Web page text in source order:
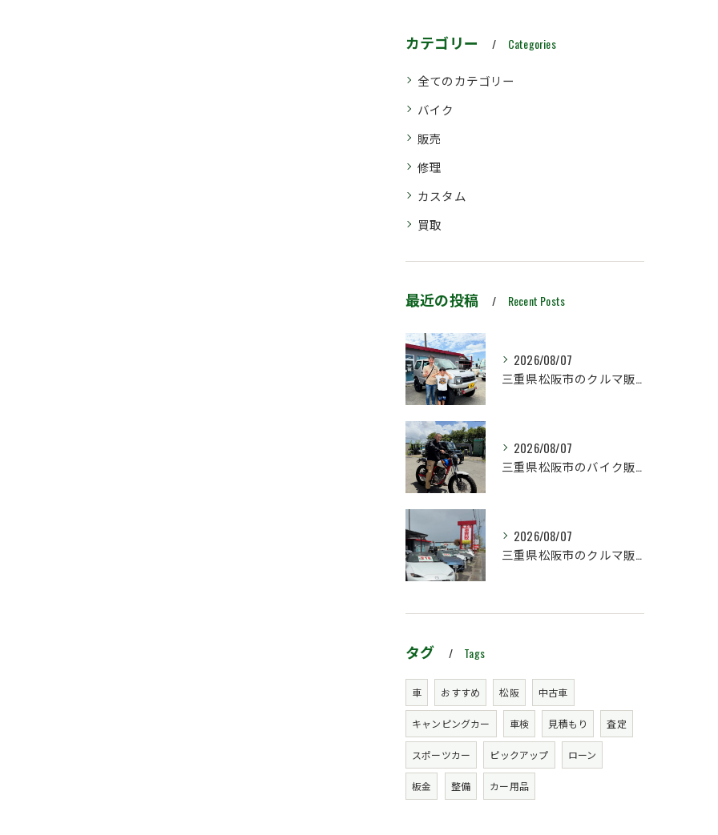
カテゴリー Categories
全てのカテゴリー
バイク
販売
修理
カスタム
買取
最近の投稿 Recent Posts
2026/08/07
三重県松阪市のクルマ販売店マーヴェリックカーズです‼️
2026/08/07
三重県松阪市のバイク販売店マーヴェリックカーズです‼️
2026/08/07
三重県松阪市のクルマ販売店マーヴェリックカーズです‼️
タグ Tags
車 おすすめ 松阪 中古車
キャンピングカー 車検 見積もり 査定
スポーツカー ピックアップ ローン
板金 整備 カー用品